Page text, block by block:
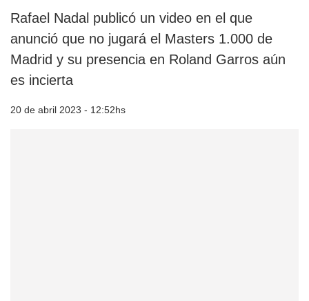
Rafael Nadal publicó un video en el que
anunció que no jugará el Masters 1.000 de
Madrid y su presencia en Roland Garros aún
es incierta
20 de abril 2023 - 12:52hs